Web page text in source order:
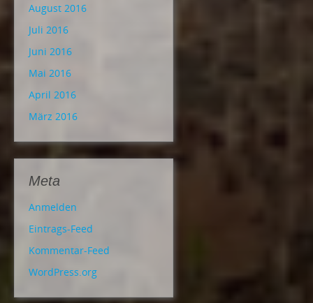
August 2016
Juli 2016
Juni 2016
Mai 2016
April 2016
März 2016
Meta
Anmelden
Eintrags-Feed
Kommentar-Feed
WordPress.org